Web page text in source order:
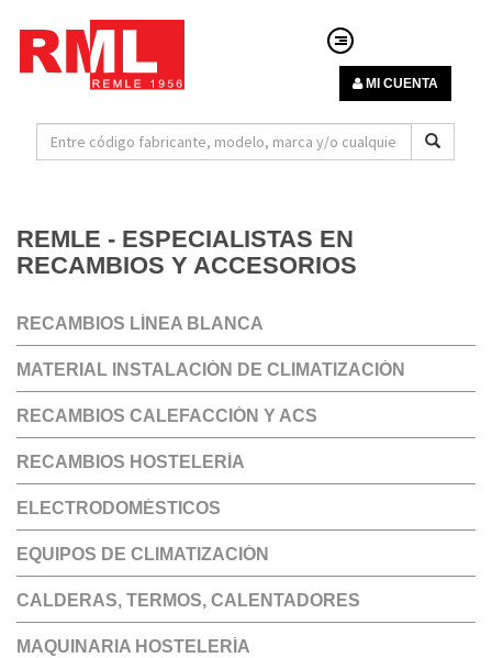
MI CUENTA
REMLE - ESPECIALISTAS EN
RECAMBIOS Y ACCESORIOS
RECAMBIOS LÍNEA BLANCA
MATERIAL INSTALACIÓN DE CLIMATIZACIÓN
RECAMBIOS CALEFACCIÓN Y ACS
RECAMBIOS HOSTELERÍA
ELECTRODOMÉSTICOS
EQUIPOS DE CLIMATIZACIÓN
CALDERAS, TERMOS, CALENTADORES
MAQUINARIA HOSTELERÍA